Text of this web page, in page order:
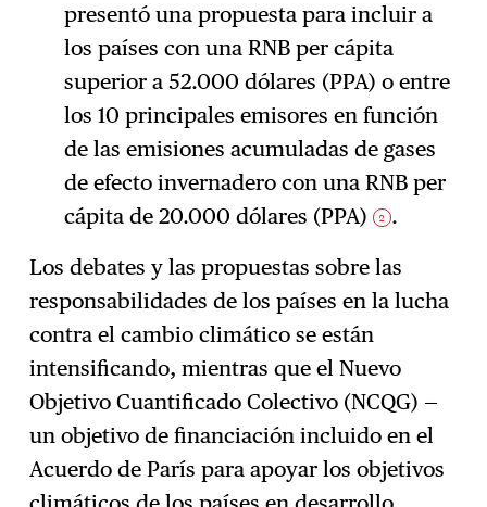
presentó una propuesta para incluir a
los países con una RNB per cápita
superior a 52.000 dólares (PPA) o entre
los 10 principales emisores en función
de las emisiones acumuladas de gases
de efecto invernadero con una RNB per
cápita de 20.000 dólares (PPA)
2 .
Los debates y las propuestas sobre las
responsabilidades de los países en la lucha
contra el cambio climático se están
intensificando, mientras que el Nuevo
Objetivo Cuantificado Colectivo (NCQG) —
un objetivo de financiación incluido en el
Acuerdo de París para apoyar los objetivos